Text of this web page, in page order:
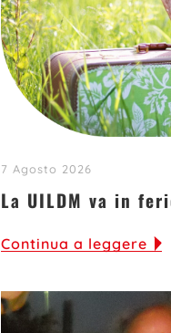
7 Agosto 2026
La UILDM va in
Continua a leggere